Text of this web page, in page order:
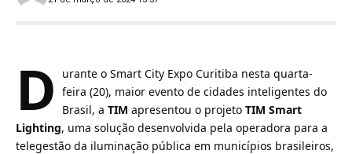
D
urante o Smart City Expo Curitiba nesta quarta-
feira (20), maior evento de cidades inteligentes do
Brasil, a TIM apresentou o projeto TIM Smart
Lighting, uma solução desenvolvida pela operadora para a
telegestão da iluminação pública em municípios brasileiros,